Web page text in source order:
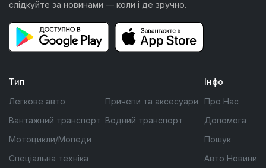
слідкуйте за новинами — коли і де зручно.
Тип
Легкове авто
Вантажний транспорт
Мотоцикли/Мопеди
Спеціальна техніка
Причепи та аксесуари
Водний транспорт
Інфо
Про Нас
Допомога
Пошук
Авто Новини